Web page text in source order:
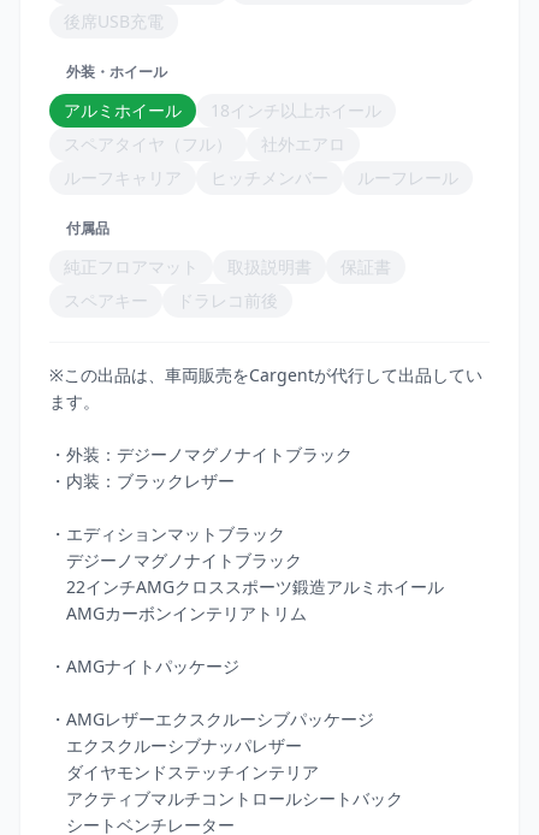
後席USB充電
外装・ホイール
アルミホイール
18インチ以上ホイール
スペアタイヤ（フル）
社外エアロ
ルーフキャリア
ヒッチメンバー ルーフレール
付属品
純正フロアマット 取扱説明書
保証書
スペアキー
ドラレコ前後
※この出品は、車両販売をCargentが代行して出品してい
ます。
・外装：デジーノマグノナイトブラック
・内装：ブラックレザー
・エディションマットブラック
デジーノマグノナイトブラック
22インチAMGクロススポーツ鍛造アルミホイール
AMGカーボンインテリアトリム
・AMGナイトパッケージ
・AMGレザーエクスクルーシブパッケージ
エクスクルーシブナッパレザー
ダイヤモンドステッチインテリア
アクティブマルチコントロールシートバック
シートベンチレーター